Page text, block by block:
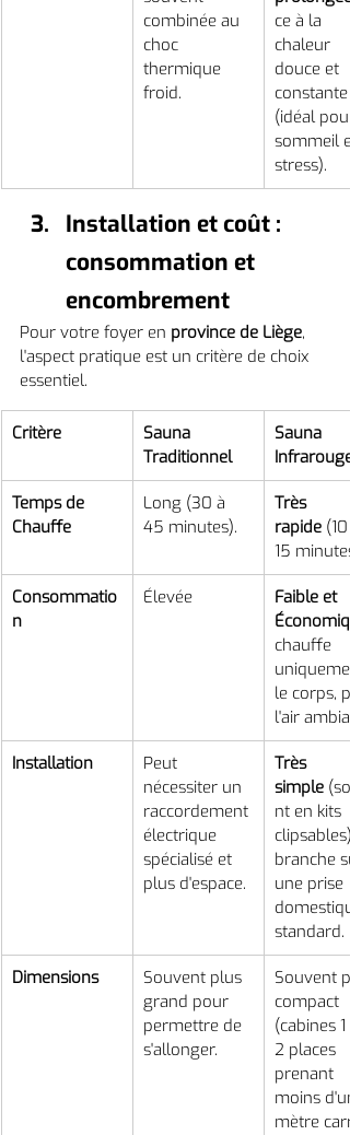
combinée au
choc
thermique
froid.
ce à la
chaleur
douce et
constante
(idéal
sommeil
stress).
Installation et coût :
consommation et
encombrement
Pour votre foyer en province de Liège,
l'aspect pratique est un critère de choix
essentiel.
Critère
Sauna
Traditionnel
Sauna
Infrarouge
Temps de
Chauffe
Long (30 à
45 minutes).
Très
rapide (10
15
Consommatio
n
Élevée
Faible et
chauffe
le corps,
l'air
Installation
Peut
nécessiter un
raccordement
électrique
spécialisé et
plus d'espace.
Très
simple
nt en kits
branche
une prise
standard.
Dimensions
Souvent plus
grand pour
permettre de
s'allonger.
Souvent
compact
(cabines 1
2 places
prenant
moins d'un
mètre